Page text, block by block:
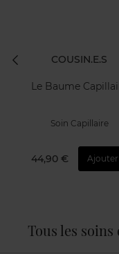
COUSIN.E.S
Le Baume
Soin Capillaire
44,90 € Ajouter
Tous les